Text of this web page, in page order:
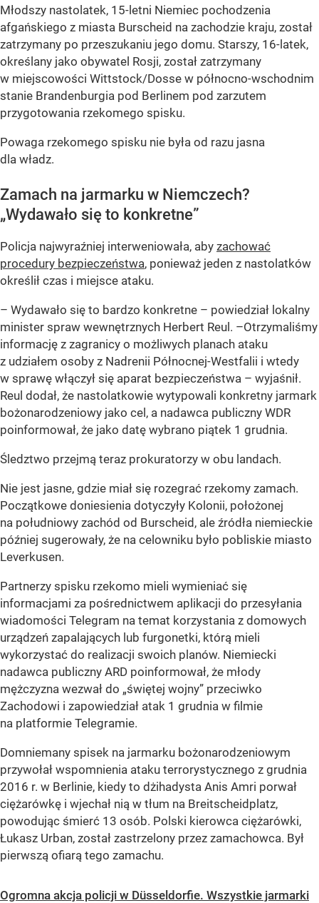
Młodszy nastolatek, 15-letni Niemiec pochodzenia
afgańskiego z miasta Burscheid na zachodzie kraju, został
zatrzymany po przeszukaniu jego domu. Starszy, 16-latek,
określany jako obywatel Rosji, został zatrzymany
w miejscowości Wittstock/Dosse w północno-wschodnim
stanie Brandenburgia pod Berlinem pod zarzutem
przygotowania rzekomego spisku.
Powaga rzekomego spisku nie była od razu jasna
dla władz.
Zamach na jarmarku w Niemczech?
„Wydawało się to konkretne”
Policja najwyraźniej interweniowała, aby zachować
procedury bezpieczeństwa, ponieważ jeden z nastolatków
określił czas i miejsce ataku.
– Wydawało się to bardzo konkretne – powiedział lokalny
minister spraw wewnętrznych Herbert Reul. –Otrzymaliśmy
informację z zagranicy o możliwych planach ataku
z udziałem osoby z Nadrenii Północnej-Westfalii i wtedy
w sprawę włączył się aparat bezpieczeństwa – wyjaśnił.
Reul dodał, że nastolatkowie wytypowali konkretny jarmark
bożonarodzeniowy jako cel, a nadawca publiczny WDR
poinformował, że jako datę wybrano piątek 1 grudnia.
Śledztwo przejmą teraz prokuratorzy w obu landach.
Nie jest jasne, gdzie miał się rozegrać rzekomy zamach.
Początkowe doniesienia dotyczyły Kolonii, położonej
na południowy zachód od Burscheid, ale źródła niemieckie
później sugerowały, że na celowniku było pobliskie miasto
Leverkusen.
Partnerzy spisku rzekomo mieli wymieniać się
informacjami za pośrednictwem aplikacji do przesyłania
wiadomości Telegram na temat korzystania z domowych
urządzeń zapalających lub furgonetki, którą mieli
wykorzystać do realizacji swoich planów. Niemiecki
nadawca publiczny ARD poinformował, że młody
mężczyzna wezwał do „świętej wojny” przeciwko
Zachodowi i zapowiedział atak 1 grudnia w filmie
na platformie Telegramie.
Domniemany spisek na jarmarku bożonarodzeniowym
przywołał wspomnienia ataku terrorystycznego z grudnia
2016 r. w Berlinie, kiedy to dżihadysta Anis Amri porwał
ciężarówkę i wjechał nią w tłum na Breitscheidplatz,
powodując śmierć 13 osób. Polski kierowca ciężarówki,
Łukasz Urban, został zastrzelony przez zamachowca. Był
pierwszą ofiarą tego zamachu.
Ogromna akcja policji w Düsseldorfie. Wszystkie jarmarki